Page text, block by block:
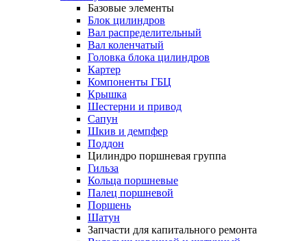
Базовые элементы
Блок цилиндров
Вал распределительный
Вал коленчатый
Головка блока цилиндров
Картер
Компоненты ГБЦ
Крышка
Шестерни и привод
Сапун
Шкив и демпфер
Поддон
Цилиндро поршневая группа
Гильза
Кольца поршневые
Палец поршневой
Поршень
Шатун
Запчасти для капитального ремонта